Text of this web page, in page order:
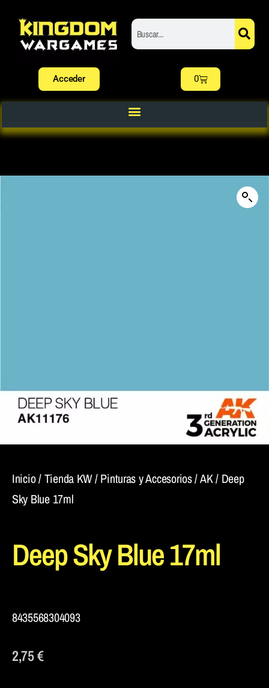
Acceder 0
Inicio/Tienda KW/Pinturas y Accesorios/AK/ Deep
Sky Blue 17ml
Deep Sky Blue 17ml
8435568304093
2,75€